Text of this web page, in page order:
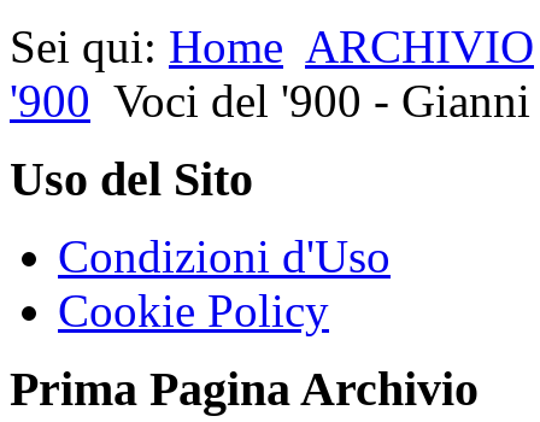
Sei qui: Home ARCHIVIO
'900 Voci del '900 -
Uso del Sito
Condizioni d'Uso
Cookie Policy
Prima Pagina Archivio